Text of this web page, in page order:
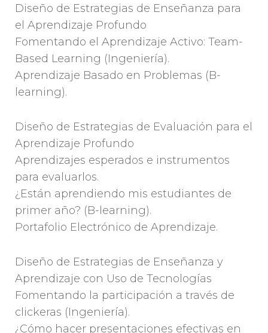
Diseño de Estrategias de Enseñanza para
el Aprendizaje Profundo
Fomentando el Aprendizaje Activo: Team-
Based Learning (Ingeniería).
Aprendizaje Basado en Problemas (B-
learning).
Diseño de Estrategias de Evaluación para el
Aprendizaje Profundo
Aprendizajes esperados e instrumentos
para evaluarlos.
¿Están aprendiendo mis estudiantes de
primer año? (B-learning).
Portafolio Electrónico de Aprendizaje.
Diseño de Estrategias de Enseñanza y
Aprendizaje con Uso de Tecnologías
Fomentando la participación a través de
clickeras (Ingeniería).
¿Cómo hacer presentaciones efectivas en